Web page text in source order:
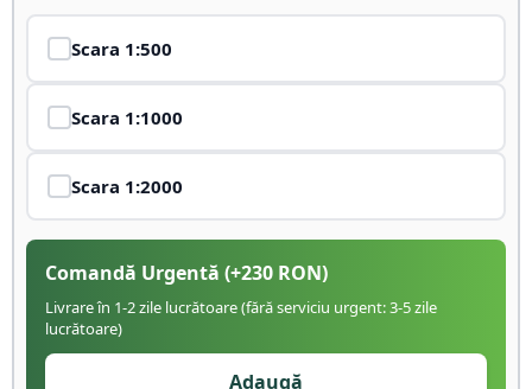
Scara 1:500
Scara 1:1000
Scara 1:2000
Comandă Urgentă (+230 RON)
Livrare în 1-2 zile lucrătoare (fără serviciu urgent: 3-5 zile
lucrătoare)
Adaugă